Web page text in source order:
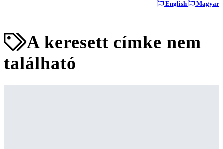
English Magyar
A keresett címke nem
található